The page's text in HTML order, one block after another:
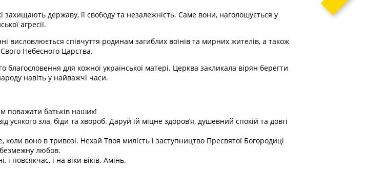
державу, її свободу та незалежність. Саме вони, наголошується у
агресії.
висловлюється співчуття родинам загиблих воїнів та мирних жителів, а також
Небесного Царства.
для кожної української матері. Церква закликала вірян берегти
навіть у найважчі часи.
поважати батьків наших!
зла, біди та хвороб. Даруй їй міцне здоров’я, душевний спокій та довгі
коли воно в тривозі. Нехай Твоя милість і заступництво Пресвятої Богородиці
любов.
повсякчас, і на віки віків. Амінь.